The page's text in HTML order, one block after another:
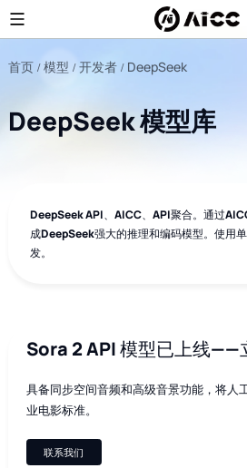
首页 模型 开发者 DeepSeek
DeepSeek 模型库
DeepSeek API、AICC、API聚合。通过
成DeepSeek强大的推理和编码模型。使用
发。
Sora 2 API 模型已上线——
具备同步空间音频和高级音景功能，将人
业电影标准。
联系我们